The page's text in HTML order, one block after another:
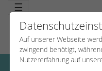
☰
Auf unserer Webseite
zwingend benötigt,
Nutzererfahrung auf